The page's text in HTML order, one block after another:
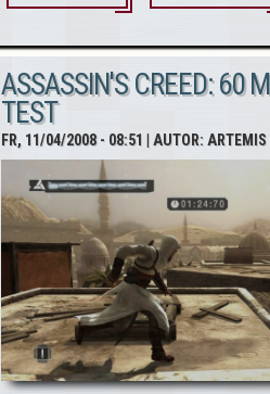
Creed:
Video-
Review
ASSASSIN'S CREED: 60
TEST
FR, 11/04/2008 - 08:51 | AUTOR: ARTEMIS